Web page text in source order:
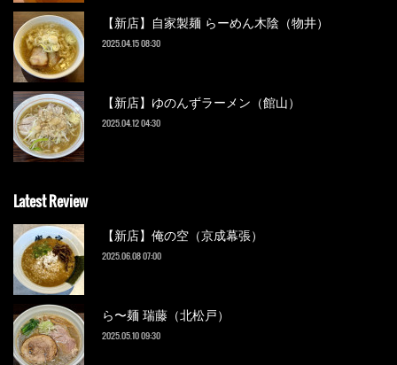
【新店】自家製麺 らーめん木陰（物井）
2025.04.15 08:30
【新店】ゆのんずラーメン（館山）
2025.04.12 04:30
Latest Review
【新店】俺の空（京成幕張）
2025.06.08 07:00
ら〜麺 瑞藤（北松戸）
2025.05.10 09:30